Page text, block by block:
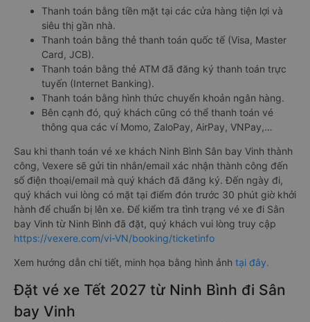
Thanh toán bằng tiền mặt tại các cửa hàng tiện lợi và
siêu thị gần nhà.
Thanh toán bằng thẻ thanh toán quốc tế (Visa, Master
Card, JCB).
Thanh toán bằng thẻ ATM đã đăng ký thanh toán trực
tuyến (Internet Banking).
Thanh toán bằng hình thức chuyển khoản ngân hàng.
Bên cạnh đó, quý khách cũng có thể thanh toán vé
thông qua các ví Momo, ZaloPay, AirPay, VNPay,…
Sau khi thanh toán vé xe khách Ninh Bình Sân bay Vinh thành
công, Vexere sẽ gửi tin nhắn/email xác nhận thành công đến
số điện thoại/email mà quý khách đã đăng ký. Đến ngày đi,
quý khách vui lòng có mặt tại điểm đón trước 30 phút giờ khởi
hành để chuẩn bị lên xe. Để kiểm tra tình trạng vé xe đi Sân
bay Vinh từ Ninh Bình đã đặt, quý khách vui lòng truy cập
https://vexere.com/vi-VN/booking/ticketinfo
Xem hướng dẫn chi tiết, minh họa bằng hình ảnh tại đây.
Đặt vé xe Tết 2027 từ Ninh Bình đi Sân
bay Vinh